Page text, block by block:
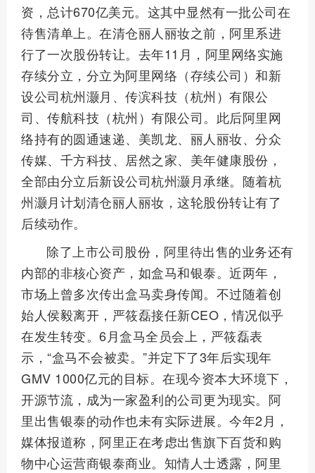
资，总计670亿美元。这其中显然有一批公司在
待售清单上。在清仓丽人丽妆之前，阿里系进
行了一次股份转让。去年11月，阿里网络实施
存续分立，分立为阿里网络（存续公司）和新
设公司杭州灏月、传滨科技（杭州）有限公
司、传航科技（杭州）有限公司。此后阿里网
络持有的圆通速递、美凯龙、丽人丽妆、分众
传媒、千方科技、居然之家、美年健康股份，
全部由分立后新设公司杭州灏月承继。随着杭
州灏月计划清仓丽人丽妆，这轮股份转让有了
后续动作。
除了上市公司股份，阿里待出售的业务还有
内部的非核心资产，如盒马和银泰。近两年，
市场上曾多次传出盒马卖身传闻。不过随着创
始人侯毅离开，严筱磊接任新CEO，情况似乎
在发生转变。6月盒马全员会上，严筱磊表
示，“盒马不会被卖。”并定下了3年后实现年
GMV 1000亿元的目标。在现今资本大环境下，
开源节流，成为一家盈利的公司更为现实。阿
里出售银泰的动作也未有实际进展。今年2月，
媒体报道称，阿里正在考虑出售旗下百货和购
物中心运营商银泰商业。知情人士透露，阿里